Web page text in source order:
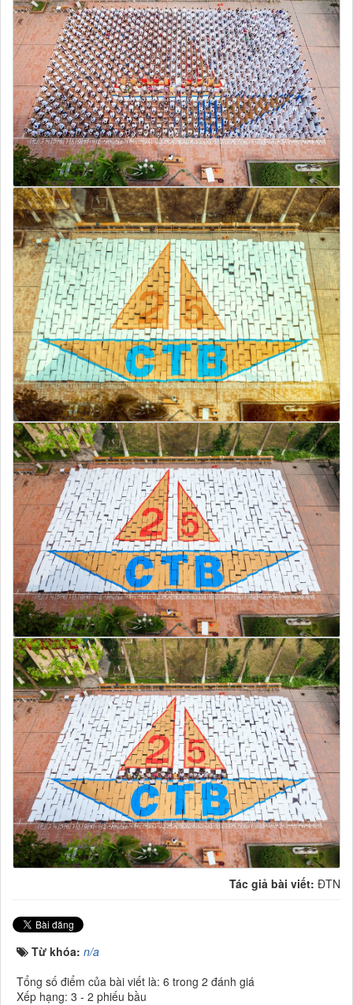
Tác giả bài viết: ĐTN
Từ khóa: n/a
Tổng số điểm của bài viết là: 6 trong 2 đánh giá
Xếp hạng: 3 - 2 phiếu bầu